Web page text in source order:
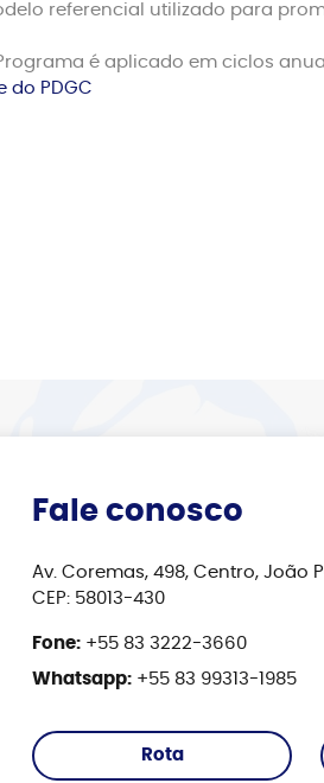
referencial utilizado para
é aplicado em ciclos
do PDGC
Fale conosco
Av. Coremas, 498, Centro, João
CEP: 58013-430
Fone: +55 83 3222-3660
Whatsapp: +55 83 99313-1985
Rota